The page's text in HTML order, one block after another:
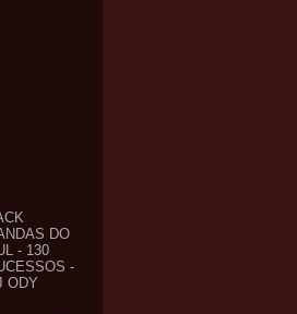
DO
- 130
-
ODY